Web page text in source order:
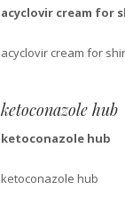
acyclovir cream for
acyclovir cream for
ketoconazole hub
ketoconazole hub
ketoconazole hub